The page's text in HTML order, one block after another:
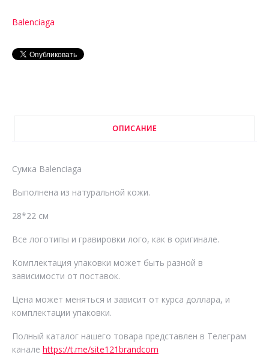
Balenciaga
ОПИСАНИЕ
Сумка Balenciaga
Выполнена из натуральной кожи.
28*22 см
Все логотипы и гравировки лого, как в оригинале.
Комплектация упаковки может быть разной в
зависимости от поставок.
Цена может меняться и зависит от курса доллара, и
комплектации упаковки.
Полный каталог нашего товара представлен в Телеграм
канале https://t.me/site121brandcom